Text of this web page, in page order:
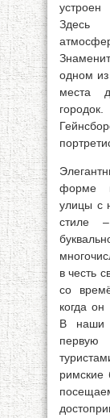
Здесь
одном из
места
форме
улицы с
стиле
в честь
со
когда
В наши
римские